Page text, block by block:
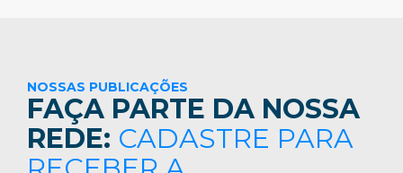
NOSSAS PUBLICAÇÕES
FAÇA PARTE DA NOSSA
REDE: CADASTRE PARA